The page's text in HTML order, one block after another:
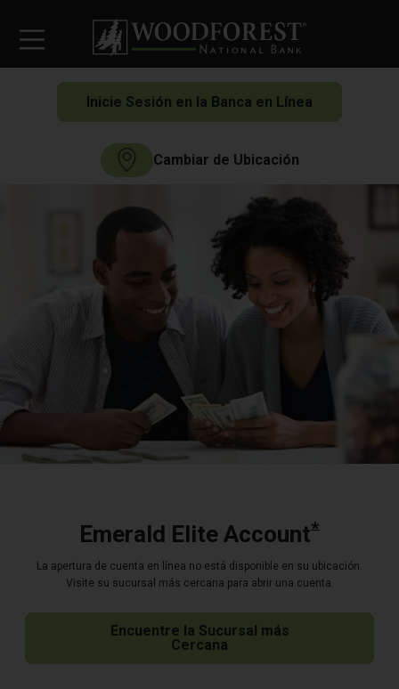
Inicie Sesión en la Banca en Línea
Cambiar de Ubicación
Emerald Elite Account*
La apertura de cuenta en línea no está disponible en su ubicación.
Visite su sucursal más cercana para abrir una cuenta.
Encuentre la Sucursal más
Cercana